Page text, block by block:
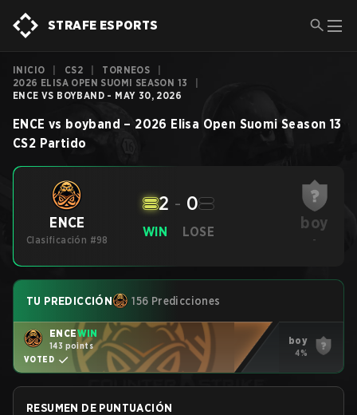
STRAFE ESPORTS
INICIO CS2 TORNEOS
2026 ELISA OPEN SUOMI SEASON 13
ENCE VS BOYBAND - MAY 30, 2026
ENCE vs boyband – 2026 Elisa Open Suomi Season 13
CS2 Partido
ENCE
Clasificación #98
WIN
2 - 0
LOSE boy
-
TU PREDICCIÓN 156 Predicciones
ENCEWIN
143 points
VOTED
boy
4%
RESUMEN DE PUNTUACIÓN